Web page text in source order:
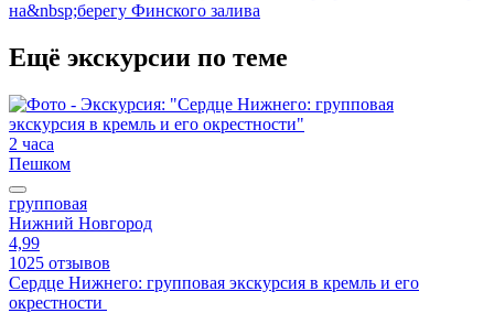
Ещё экскурсии по теме
2 часа
Пешком
групповая
Нижний Новгород
4,99
1025 отзывов
Сердце Нижнего: групповая экскурсия в кремль и его
окрестности